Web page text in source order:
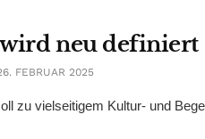
neu definiert
FEBRUAR 2025
zu vielseitigem Kultur- und